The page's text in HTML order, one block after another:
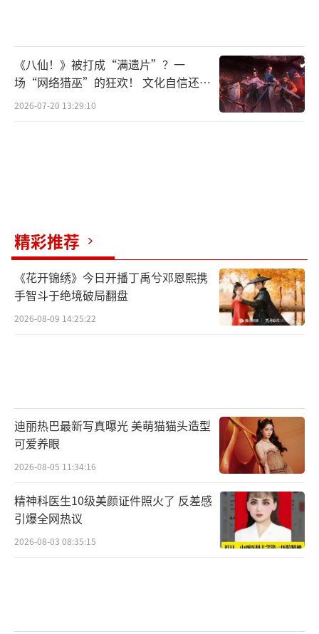
《八仙！》被打成“满遗片”？一
场“网络猎巫”的狂欢！ 文化自信还是
焦虑？
2026-07-20 13:29:10
精彩推荐
《花开锦绣》今日开播丁禹兮邓恩熙携
手智斗于绝境破局翻盘
2026-08-09 14:25:22
迪丽热巴最新写真曝光 美萌猫猫头造型
可爱养眼
2026-08-05 11:34:16
精神科医生10级美颜证件照火了 反差感
引爆全网热议
2026-08-03 08:35:15